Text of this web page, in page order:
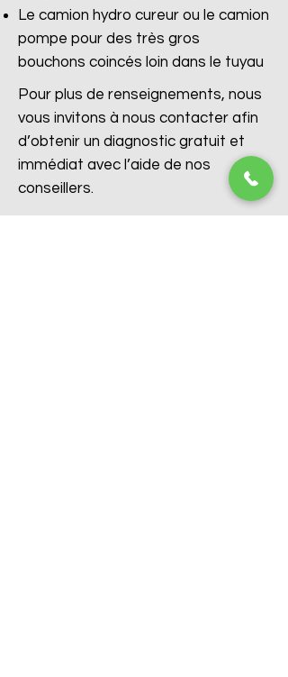
Le camion hydro cureur ou le camion
pompe pour des très gros
bouchons coincés loin dans le tuyau
Pour plus de renseignements, nous
vous invitons à nous contacter afin
d’obtenir un diagnostic gratuit et
immédiat avec l’aide de nos
conseillers.